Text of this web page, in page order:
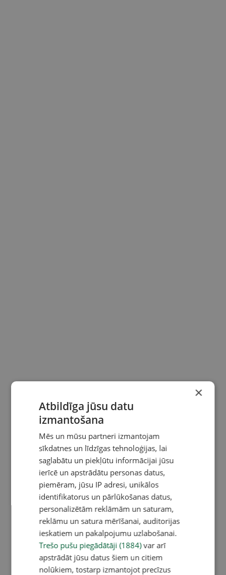
×
Atbildīga jūsu datu
izmantošana
Mēs un mūsu partneri izmantojam
sīkdatnes un līdzīgas tehnoloģijas, lai
saglabātu un piekļūtu informācijai jūsu
ierīcē un apstrādātu personas datus,
piemēram, jūsu IP adresi, unikālos
identifikatorus un pārlūkošanas datus,
personalizētām reklāmām un saturam,
reklāmu un satura mērīšanai, auditorijas
ieskatiem un pakalpojumu uzlabošanai.
Trešo pušu piegādātāji (1884)var arī
apstrādāt jūsu datus šiem un citiem
nolūkiem, tostarp izmantojot precīzus